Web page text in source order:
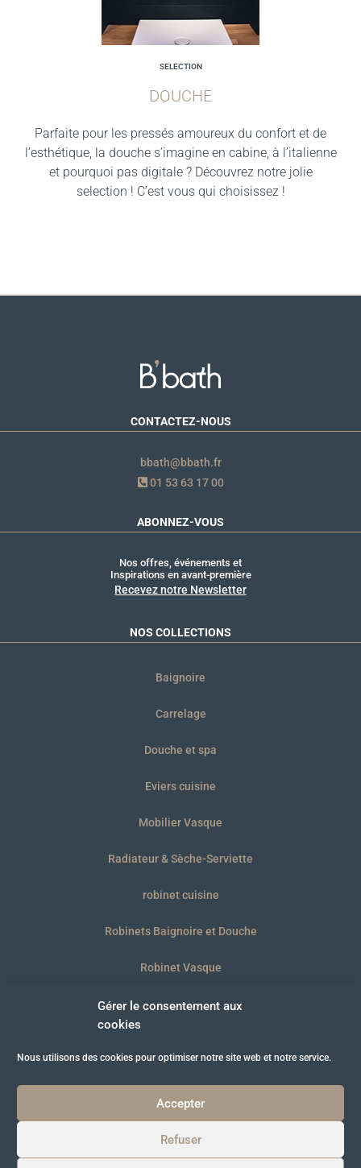
Gérer le consentement aux
cookies
Nous utilisons des cookies pour optimiser notre site web et notre service.
Accepter
Refuser
SELECTION
DOUCHE
Parfaite pour les pressés amoureux du confort et de
l’esthétique, la douche s’imagine en cabine, à l’italienne
et pourquoi pas digitale ? Découvrez notre jolie
selection ! C’est vous qui choisissez !
CONTACTEZ-NOUS
bbath@bbath.fr
01 53 63 17 00
ABONNEZ-VOUS
Nos offres, événements et
Inspirations en avant-première
Recevez notre Newsletter
NOS COLLECTIONS
Baignoire
Carrelage
Douche et spa
Eviers cuisine
Mobilier Vasque
Radiateur & Sèche-Serviette
robinet cuisine
Robinets Baignoire et Douche
Robinet Vasque
WC et plaques